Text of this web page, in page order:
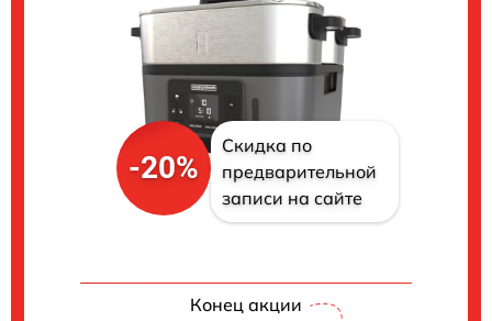
-20%
Скидка по
предварительной
записи на сайте
Конец акции